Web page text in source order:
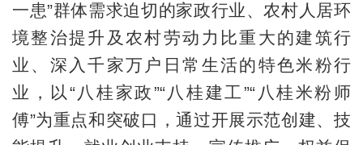
一患”群体需求迫切的家政行业、农村人居环
境整治提升及农村劳动力比重大的建筑行
业、深入千家万户日常生活的特色米粉行
业，以“八桂家政”“八桂建工”“八桂米粉师
傅”为重点和突破口，通过开展示范创建、技